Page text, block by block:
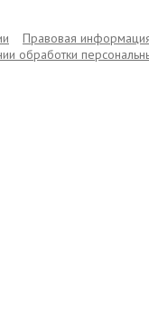
Правовая
обработки